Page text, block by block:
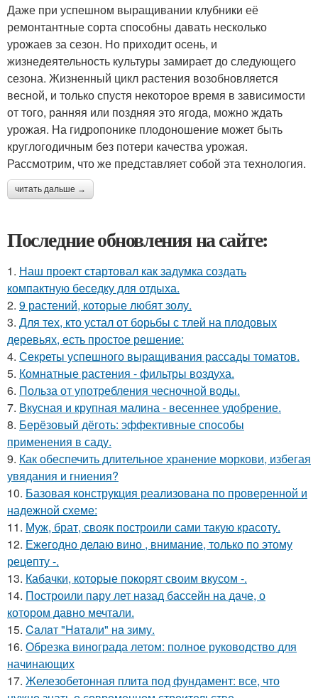
Даже при успешном выращивании клубники её
ремонтантные сорта способны давать несколько
урожаев за сезон. Но приходит осень, и
жизнедеятельность культуры замирает до следующего
сезона. Жизненный цикл растения возобновляется
весной, и только спустя некоторое время в зависимости
от того, ранняя или поздняя это ягода, можно ждать
урожая. На гидропонике плодоношение может быть
круглогодичным без потери качества урожая.
Рассмотрим, что же представляет собой эта технология.
читать дальше →
Последние обновления на сайте:
1. Наш проект стартовал как задумка создать
компактную беседку для отдыха.
2. 9 растений, которые любят золу.
3. Для тех, кто устал от борьбы с тлей на плодовых
деревьях, есть простое решение:
4. Секреты успешного выращивания рассады томатов.
5. Комнатные растения - фильтры воздуха.
6. Польза от употребления чесночной воды.
7. Вкусная и крупная малина - весеннее удобрение.
8. Берёзовый дёготь: эффективные способы
применения в саду.
9. Как обеспечить длительное хранение моркови, избегая
увядания и гниения?
10. Базовая конструкция реализована по проверенной и
надежной схеме:
11. Муж, брат, свояк построили сами такую красоту.
12. Ежегодно делаю вино , внимание, только по этому
рецепту -.
13. Кабачки, которые покорят своим вкусом -.
14. Построили пару лет назад бассейн на даче, о
котором давно мечтали.
15. Caлaт "Нaтaли" нa зиму.
16. Обрезка винограда летом: полное руководство для
начинающих
17. Железобетонная плита под фундамент: все, что